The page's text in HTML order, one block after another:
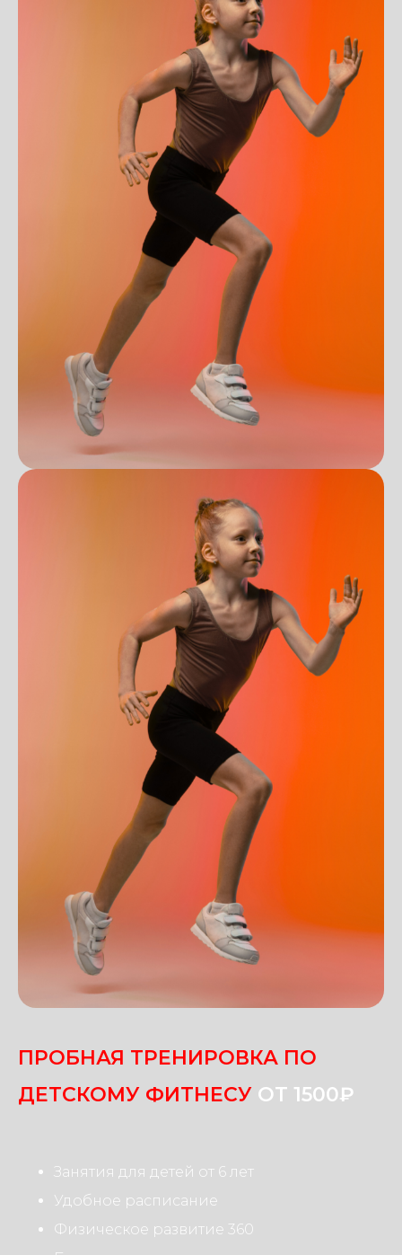
ПРОБНАЯ ТРЕНИРОВКА ПО
ДЕТСКОМУ ФИТНЕСУ ОТ 1500₽
Занятия для детей от 6 лет
Удобное расписание
Физическое развитие 360